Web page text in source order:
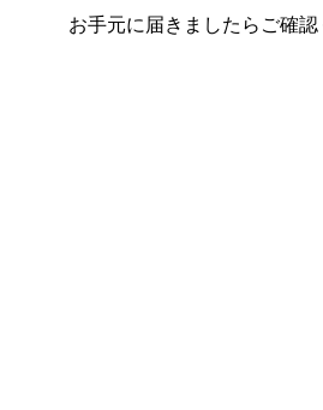
お手元に届きましたらご確